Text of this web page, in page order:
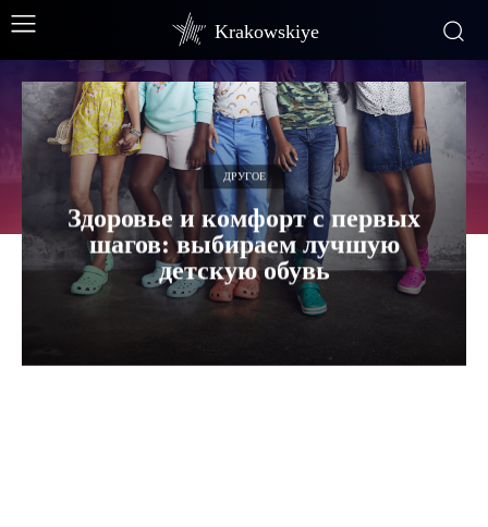
Krakowskiye
ДРУГОЕ
Здоровье и комфорт с первых
шагов: выбираем лучшую
детскую обувь